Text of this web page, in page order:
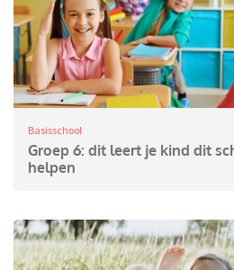
Basisschool
Groep 6: dit leert je kind dit
helpen